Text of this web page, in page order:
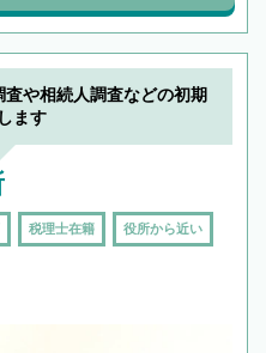
査や相続人調査などの初期
ます
税理士在籍 役所から近い